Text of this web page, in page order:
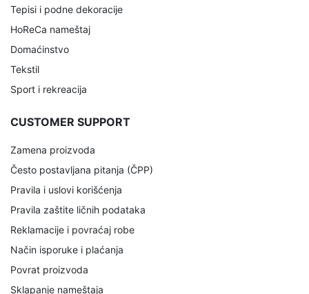
Tepisi i podne dekoracije
HoReCa nameštaj
Domaćinstvo
Tekstil
Sport i rekreacija
CUSTOMER SUPPORT
Zamena proizvoda
Često postavljana pitanja (ČPP)
Pravila i uslovi korišćenja
Pravila zaštite ličnih podataka
Reklamacije i povraćaj robe
Način isporuke i plaćanja
Povrat proizvoda
Sklapanje nameštaja